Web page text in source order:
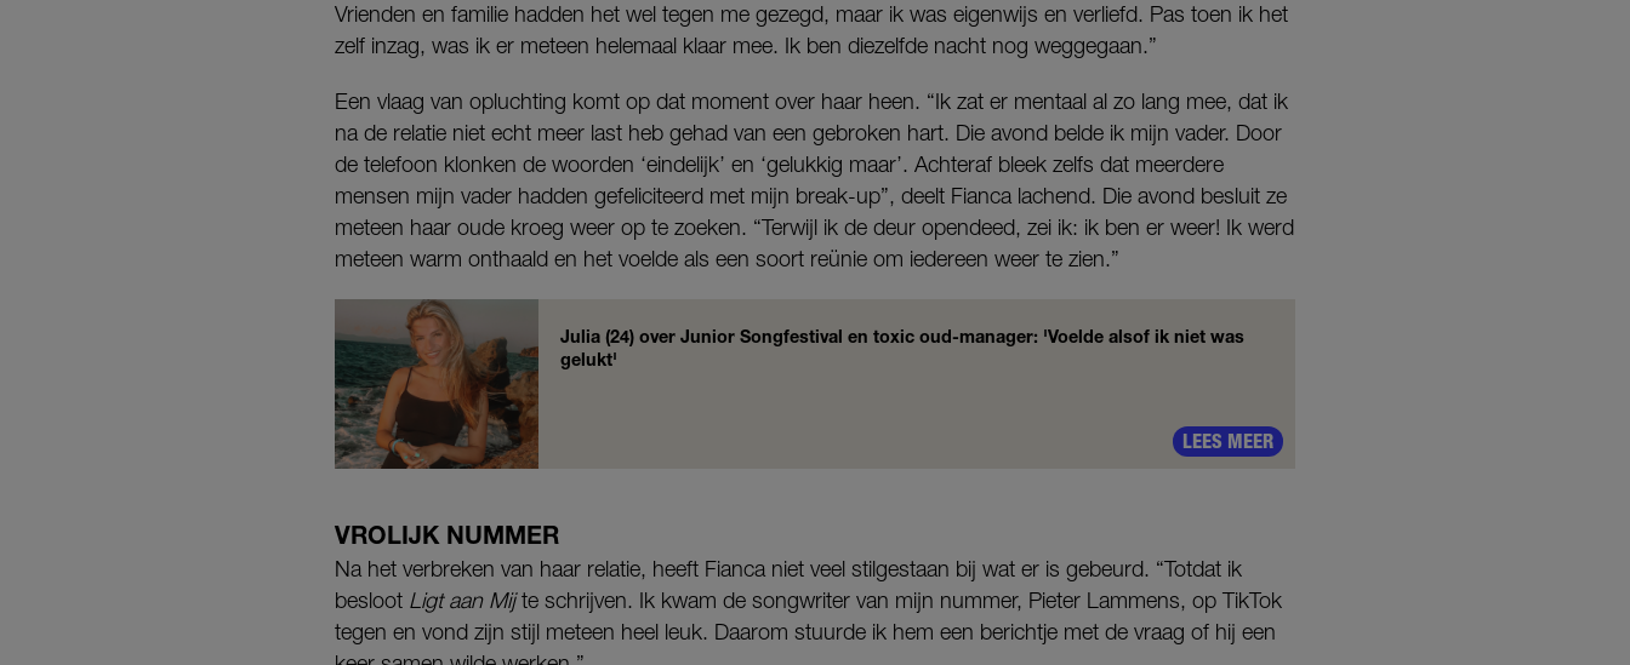
Vrienden en familie hadden het wel tegen me gezegd, maar ik was eigenwijs en verliefd. Pas toen ik het
zelf inzag, was ik er meteen helemaal klaar mee. Ik ben diezelfde nacht nog weggegaan.”
Een vlaag van opluchting komt op dat moment over haar heen. “Ik zat er mentaal al zo lang mee, dat ik
na de relatie niet echt meer last heb gehad van een gebroken hart. Die avond belde ik mijn vader. Door
de telefoon klonken de woorden ‘eindelijk’ en ‘gelukkig maar’. Achteraf bleek zelfs dat meerdere
mensen mijn vader hadden gefeliciteerd met mijn break-up”, deelt Fianca lachend. Die avond besluit ze
meteen haar oude kroeg weer op te zoeken. “Terwijl ik de deur opendeed, zei ik: ik ben er weer! Ik werd
meteen warm onthaald en het voelde als een soort reünie om iedereen weer te zien.”
Julia (24) over Junior Songfestival en toxic oud-manager: 'Voelde alsof ik niet was
gelukt'
LEES MEER
VROLIJK NUMMER
Na het verbreken van haar relatie, heeft Fianca niet veel stilgestaan bij wat er is gebeurd. “Totdat ik
besloot Ligt aan Mijte schrijven. Ik kwam de songwriter van mijn nummer, Pieter Lammens, op TikTok
tegen en vond zijn stijl meteen heel leuk. Daarom stuurde ik hem een berichtje met de vraag of hij een